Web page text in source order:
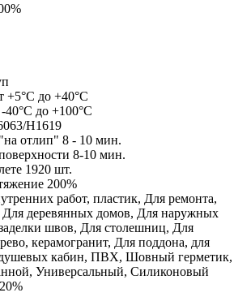
+5°C до +40°C
40°C до +100°C
H1619
отлип" 8 - 10 мин.
8-10 мин.
1920 шт.
200%
работ, пластик, Для ремонта,
деревянных домов, Для наружных
швов, Для столешниц, Для
керамогранит, Для поддона, для
кабин, ПВХ, Шовный герметик,
Универсальный, Силиконовый